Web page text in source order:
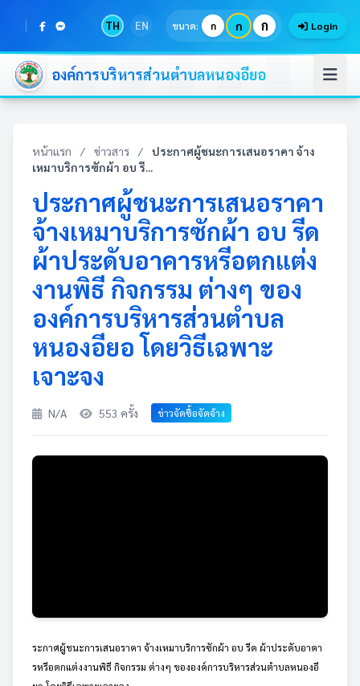
TH EN ขนาด: ก ก ก Login
องค์การบริหารส่วนตำบลหนองอียอ
หน้าแรก / ข่าวสาร /
ประกาศผู้ชนะการเสนอราคา จ้าง
เหมาบริการซักผ้า อบ รี...
ประกาศผู้ชนะการเสนอราคา
จ้างเหมาบริการซักผ้า อบ รีด
ผ้าประดับอาคารหรีอตกแต่ง
งานพิธี กิจกรรม ต่างๆ ของ
องค์การบริหารส่วนตำบล
หนองอียอ โดยวิธีเฉพาะ
เจาะจง
N/A 553 ครั้ง ข่าวจัดซื้อจัดจ้าง
ระกาศผู้ชนะการเสนอราคา จ้างเหมาบริการซักผ้า อบ รีด ผ้าประดับอาคา
รหรีอตกแต่งงานพิธี กิจกรรม ต่างๆ ขององค์การบริหารส่วนตำบลหนองอี